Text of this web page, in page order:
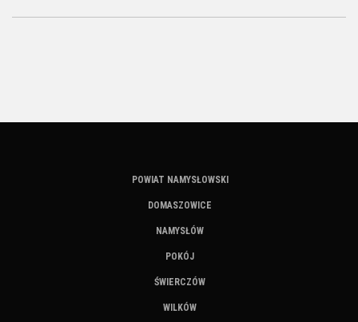
POWIAT NAMYSŁOWSKI
DOMASZOWICE
NAMYSŁÓW
POKÓJ
ŚWIERCZÓW
WILKÓW